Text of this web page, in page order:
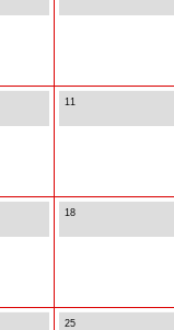
11
18
25